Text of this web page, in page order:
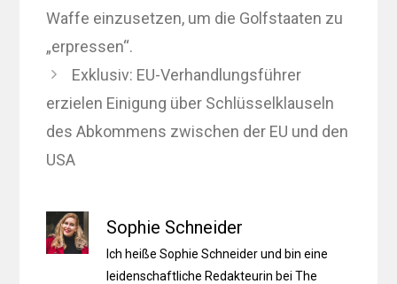
Waffe einzusetzen, um die Golfstaaten zu
„erpressen“.
Exklusiv: EU-Verhandlungsführer
erzielen Einigung über Schlüsselklauseln
des Abkommens zwischen der EU und den
USA
Sophie Schneider
Ich heiße Sophie Schneider und bin eine
leidenschaftliche Redakteurin bei The